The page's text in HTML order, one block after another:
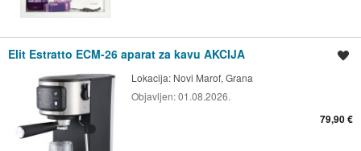
Elit Estratto ECM-26 aparat za kavu AKCIJA
Lokacija: Novi Marof, Grana
Objavljen:01.08.2026.
79,90 €